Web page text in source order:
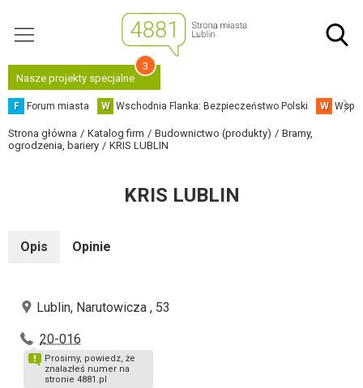
Nasze projekty specjalne
3
F Forum miasta W Wschodnia Flanka: Bezpieczeństwo Polski W
Strona główna Katalog firm Budownictwo (produkty)
Bramy,
ogrodzenia, bariery
KRIS LUBLIN
KRIS LUBLIN
Opis Opinie
Lublin, Narutowicza , 53
20-016
Prosimy, powiedz, że
znalazłeś numer na
stronie 4881.pl